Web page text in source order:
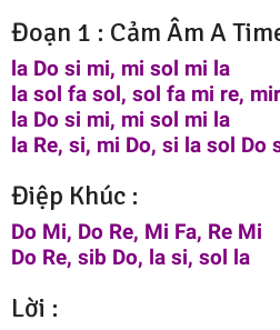
Đoạn 1 : Cảm Âm A
la Do si mi, mi sol mi la
la sol fa sol, sol fa mi re,
la Do si mi, mi sol mi la
la Re, si, mi Do, si la sol Do
Điệp Khúc :
Do Mi, Do Re, Mi Fa, Re Mi
Do Re, sib Do, la si, sol la
Lời :